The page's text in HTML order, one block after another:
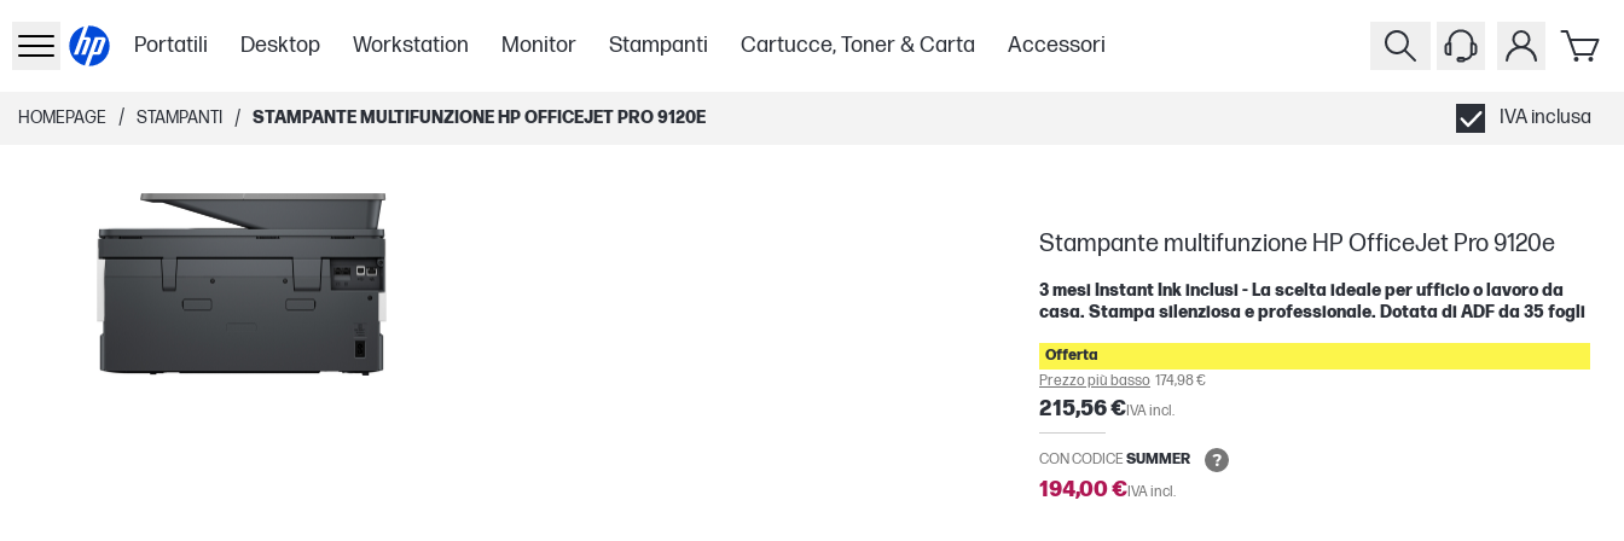
Portatili Desktop Workstation Monitor Stampanti Cartucce, Toner & Carta Accessori
HOMEPAGE / STAMPANTI / STAMPANTE MULTIFUNZIONE HP OFFICEJET PRO 9120E IVA inclusa
Stampante multifunzione HP OfficeJet Pro 9120e
3 mesi Instant Ink inclusi - La scelta ideale per ufficio o lavoro da
casa. Stampa silenziosa e professionale. Dotata di ADF da 35 fogli
Offerta
Prezzo più basso 174,98 €
215,56 €IVA incl.
CON CODICE SUMMER
194,00 €IVA incl.